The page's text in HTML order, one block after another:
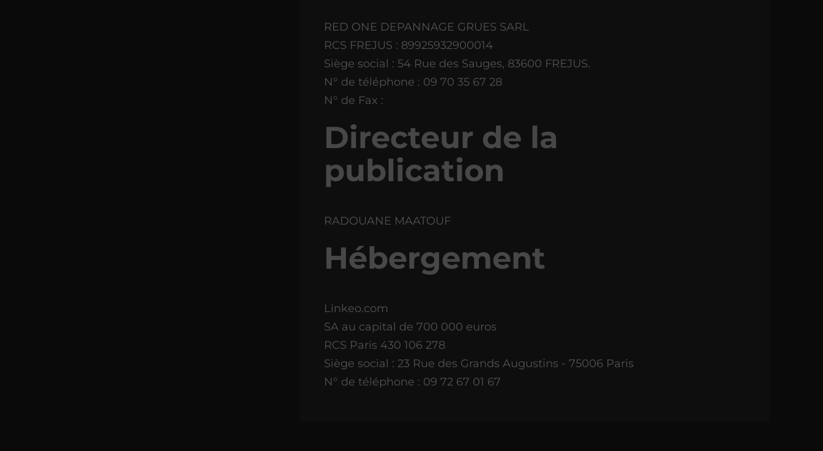
RED ONE DEPANNAGE GRUES SARL
RCS FREJUS : 89925932900014
Siège social : 54 Rue des Sauges, 83600 FREJUS.
N° de téléphone : 09 70 35 67 28
N° de Fax :
Directeur de la
publication
RADOUANE MAATOUF
Hébergement
Linkeo.com
SA au capital de 700 000 euros
RCS Paris 430 106 278
Siège social : 23 Rue des Grands Augustins - 75006 Paris
N° de téléphone : 09 72 67 01 67